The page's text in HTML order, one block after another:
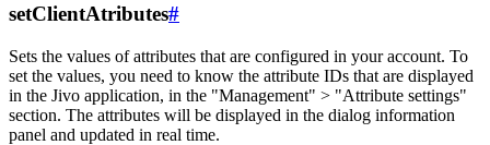
setClientAtributes#
Sets the values ​​of attributes that are configured in your account. To
set the values, you need to know the attribute IDs that are displayed
in the Jivo application, in the "Management" > "Attribute settings"
section. The attributes will be displayed in the dialog information
panel and updated in real time.